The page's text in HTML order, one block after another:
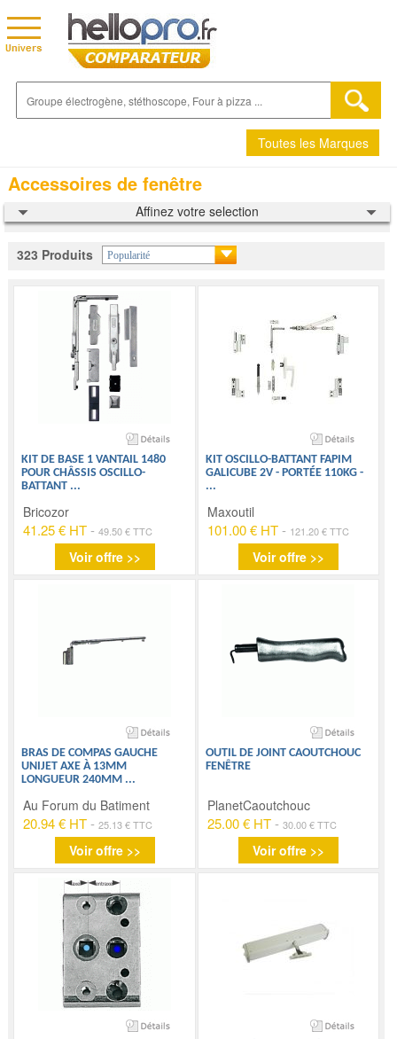
Toutes les Marques
Affinez votre selection
Accessoires de fenêtre
323 Produits Popularité
KIT DE BASE 1 VANTAIL 1480
POUR CHÂSSIS OSCILLO-
BATTANT ...
Bricozor
41.25 € HT -49.50 € TTC
Voir offre >>
KIT OSCILLO-BATTANT FAPIM
GALICUBE 2V - PORTÉE 110KG -
...
Maxoutil
101.00 € HT- 121.20 € TTC
Voir offre >>
BRAS DE COMPAS GAUCHE
UNIJET AXE À 13MM
LONGUEUR 240MM ...
Au Forum du Batiment
20.94 € HT -25.13 € TTC
Voir offre >>
OUTIL DE JOINT CAOUTCHOUC
FENÊTRE
PlanetCaoutchouc
25.00 € HT- 30.00 € TTC
Voir offre >>